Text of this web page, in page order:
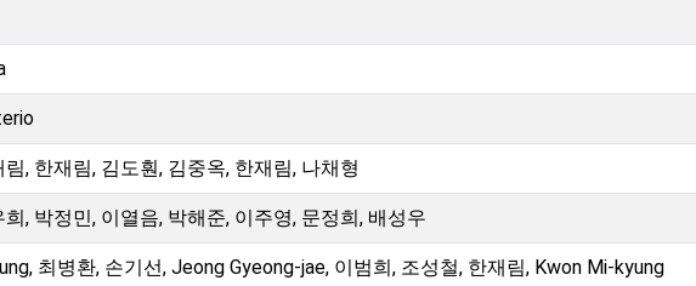
, 한재림, 김도훤, 김중옥, 한재림, 나채형
, 박정민, 이열음, 박해준, 이주영, 문정희, 배성우
최병환, 손기선, Jeong Gyeong-jae, 이범희, 조성철, 한재림, Kwon Mi-kyung